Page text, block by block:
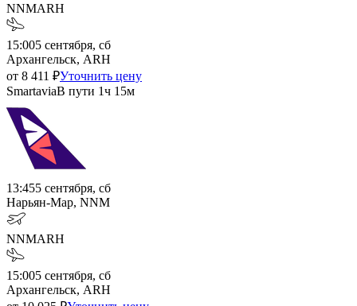
NNMARH
15:005 сентября, сб
Архангельск, ARH
от 8 411 ₽Уточнить цену
SmartaviaВ пути 1ч 15м
13:455 сентября, сб
Нарьян-Мар, NNM
NNMARH
15:005 сентября, сб
Архангельск, ARH